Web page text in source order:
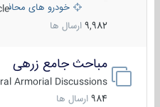
خودرو های
9,982 ارسال ها
مباحث جامع زرهی
Armorial Discussions
984 ارسال ها